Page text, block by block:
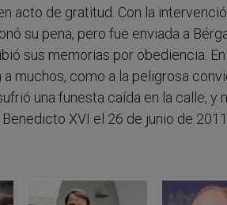
acto de gratitud. Con la
su pena, pero fue enviada a
sus memorias por obediencia.
muchos, como a la peligrosa
una funesta caída en la calle, y
XVI el 26 de junio de 2011.